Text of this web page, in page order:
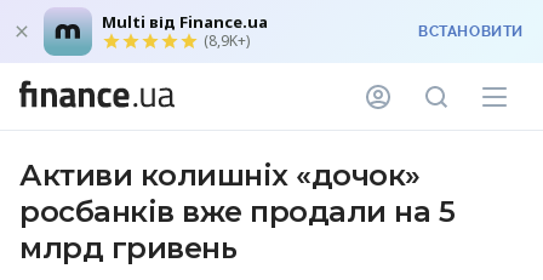
Multi від Finance.ua
(8,9K+) ВСТАНОВИТИ
Активи колишніх «дочок»
росбанків вже продали на 5
млрд гривень